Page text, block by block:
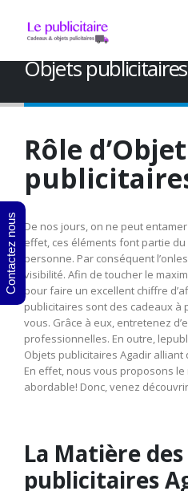
Accueil » Shop »
publicitaires Agadir
Objets
Rôle
De nos jours, on ne peut
effet, ces éléments font partie
personne. Par conséquent
visibilité. Afin de toucher le
pour faire un excellent chiffre
publicitaires sont des cadeaux à
vous. Grâce à eux, entretenez
professionnelles. En outre,
Objets publicitaires Agadir
En effet, nous vous proposons
abordable! Donc, venez
La Matière
publicitaires
Contactez nous